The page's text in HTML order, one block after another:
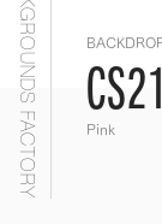
BACKGROUNDS FACTORY Pink